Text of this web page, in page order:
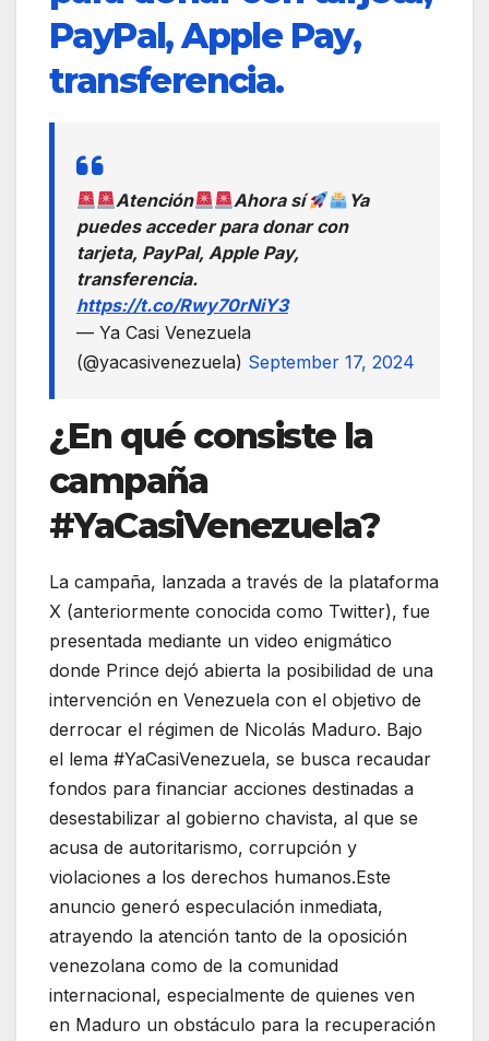
PayPal, Apple Pay,
transferencia.
Atención Ahora sí
Ya
puedes acceder para donar con
tarjeta, PayPal, Apple Pay,
transferencia.
https://t.co/Rwy70rNiY3
— Ya Casi Venezuela
(@yacasivenezuela) September 17, 2024
¿En qué consiste la
campaña
#YaCasiVenezuela?
La campaña, lanzada a través de la plataforma
X (anteriormente conocida como Twitter), fue
presentada mediante un video enigmático
donde Prince dejó abierta la posibilidad de una
intervención en Venezuela con el objetivo de
derrocar el régimen de Nicolás Maduro. Bajo
el lema #YaCasiVenezuela, se busca recaudar
fondos para financiar acciones destinadas a
desestabilizar al gobierno chavista, al que se
acusa de autoritarismo, corrupción y
violaciones a los derechos humanos.Este
anuncio generó especulación inmediata,
atrayendo la atención tanto de la oposición
venezolana como de la comunidad
internacional, especialmente de quienes ven
en Maduro un obstáculo para la recuperación